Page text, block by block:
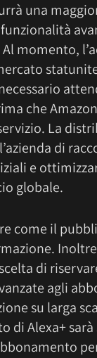
una
momento,
che
La
di
e
globale.
come il
di
agli
su larga
di Alexa+